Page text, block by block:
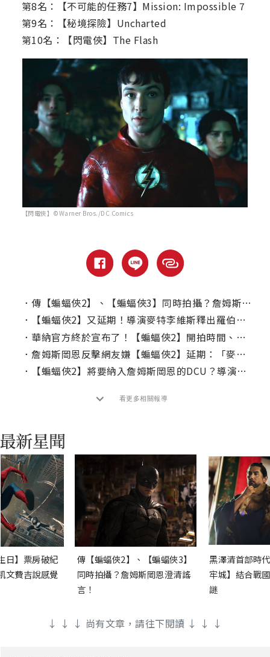
第8名：【不可能的任務7】Mission: Impossible 7
第9名：【秘境探險】Uncharted
第10名：【閃電俠】The Flash
【閃電俠】©Warner Bros./DC Comics
． 傳【蝙蝠俠2】、【蝙蝠俠3】同時拍攝？詹姆斯岡恩澄清謠言！
．
【蝙蝠俠2】又延期！導演麥特李維斯釋出羅伯派汀森回歸畫面！
． 華納官方終於宣布了！【蝙蝠俠2】開拍時間、上映日期一次看！
． 詹姆斯岡恩反擊網友嫌【蝙蝠俠2】延期：「麥特李維斯沒有欠你們」
．
【蝙蝠俠2】將要納入詹姆斯岡恩的DCU？導演這樣說！
看更多相關報導
日】票房破紀
文費吉說感覺
傳【蝙蝠俠2】、【蝙蝠俠3】
同時拍攝？詹姆斯岡恩澄清謠
言！
黑澤清首部時
牢城】結合戰
謎
↓ ↓ ↓ 尚有文章，請往下閱讀 ↓ ↓ ↓